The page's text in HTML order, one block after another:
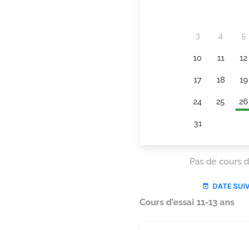
Cours d’essai 11-13 ans